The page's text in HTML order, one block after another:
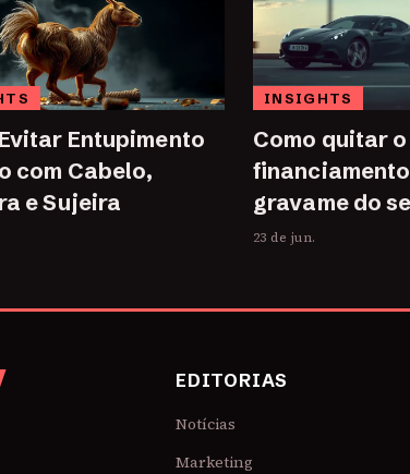
Entupimento
com Cabelo,
e Sujeira
INSIGHTS
Como quitar o
gravame do
23 de jun.
EDITORIAS
Notícias
Marketing